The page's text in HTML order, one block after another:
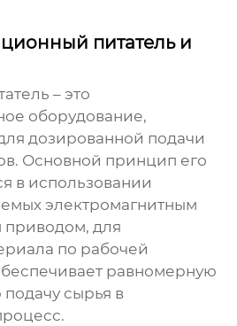
питатель и
– это
оборудование,
дозированной подачи
Основной принцип его
в использовании
электромагнитным
для
по рабочей
равномерную
сырья в